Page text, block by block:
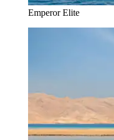
Emperor Elite